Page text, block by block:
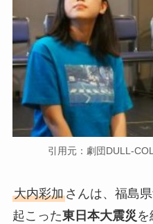
引用元：劇団DULL-
大内彩加さんは、福島
起こった東日本大震災 を